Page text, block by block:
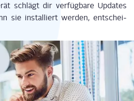
schlägt dir ver­füg­ba­re Updates
sie instal­liert wer­den, ent­schei­